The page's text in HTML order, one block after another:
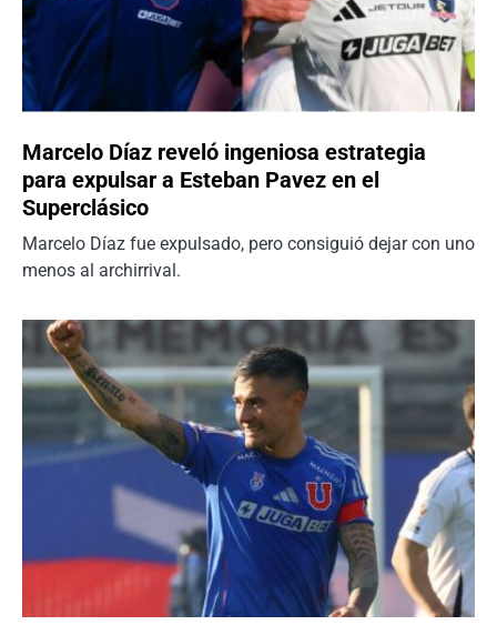
Marcelo Díaz reveló ingeniosa estrategia
para expulsar a Esteban Pavez en el
Superclásico
Marcelo Díaz fue expulsado, pero consiguió dejar con uno
menos al archirrival.